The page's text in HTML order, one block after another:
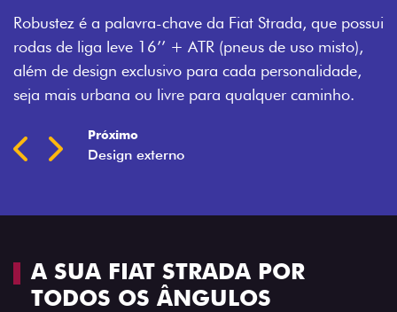
que possui
uso misto),
caminho.
A SUA FIAT STRADA POR
TODOS OS ÂNGULOS